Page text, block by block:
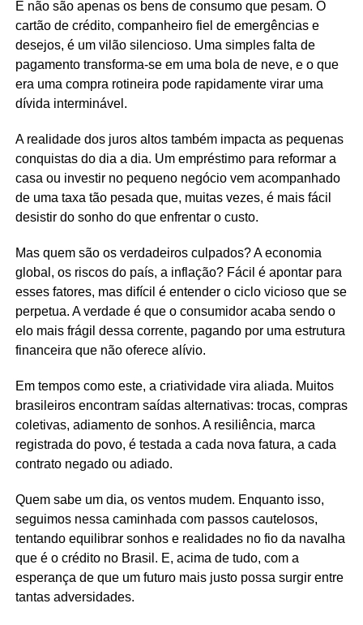
E não são apenas os bens de consumo que pesam. O
cartão de crédito, companheiro fiel de emergências e
desejos, é um vilão silencioso. Uma simples falta de
pagamento transforma-se em uma bola de neve, e o que
era uma compra rotineira pode rapidamente virar uma
dívida interminável.
A realidade dos juros altos também impacta as pequenas
conquistas do dia a dia. Um empréstimo para reformar a
casa ou investir no pequeno negócio vem acompanhado
de uma taxa tão pesada que, muitas vezes, é mais fácil
desistir do sonho do que enfrentar o custo.
Mas quem são os verdadeiros culpados? A economia
global, os riscos do país, a inflação? Fácil é apontar para
esses fatores, mas difícil é entender o ciclo vicioso que se
perpetua. A verdade é que o consumidor acaba sendo o
elo mais frágil dessa corrente, pagando por uma estrutura
financeira que não oferece alívio.
Em tempos como este, a criatividade vira aliada. Muitos
brasileiros encontram saídas alternativas: trocas, compras
coletivas, adiamento de sonhos. A resiliência, marca
registrada do povo, é testada a cada nova fatura, a cada
contrato negado ou adiado.
Quem sabe um dia, os ventos mudem. Enquanto isso,
seguimos nessa caminhada com passos cautelosos,
tentando equilibrar sonhos e realidades no fio da navalha
que é o crédito no Brasil. E, acima de tudo, com a
esperança de que um futuro mais justo possa surgir entre
tantas adversidades.